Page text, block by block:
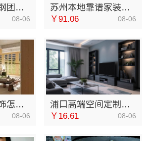
本地慕新不锈钢团队客厅施工全流程
08-06
苏州本地靠谱家装设计公司拎包入住，苏州百年豪庭新材料有限公司
￥91.06 08-06
桐乡市环保装饰怎么样，嘉兴锦居装饰材料有限公司环保材料品质
08-06
浦口高端空间定制选南京市创亿讯，环保可靠
￥16.61 08-06